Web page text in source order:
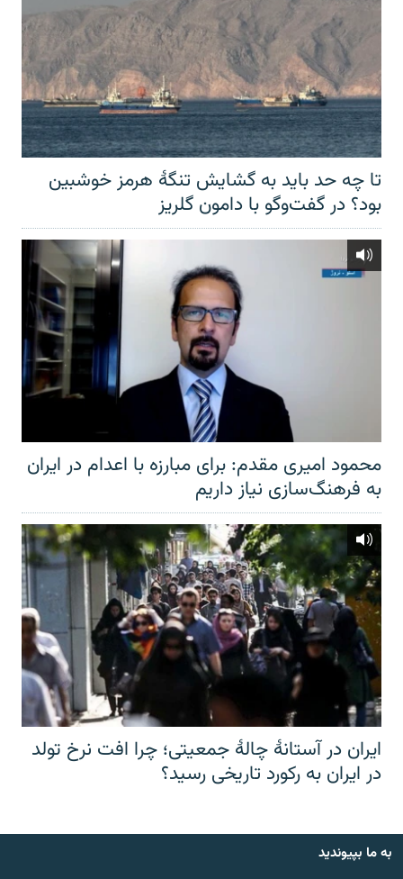
تا چه حد باید به گشایش تنگهٔ هرمز خوشبین
بود؟ در گفت‌وگو با دامون گلریز
محمود امیری مقدم: برای مبارزه با اعدام در ایران
به فرهنگ‌سازی نیاز داریم
ایران در آستانهٔ چالهٔ جمعیتی؛ چرا افت نرخ تولد
در ایران به رکورد تاریخی رسید؟
به ما بپیوندید